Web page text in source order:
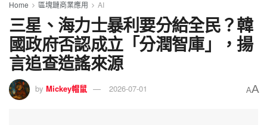
Home 區塊鏈商業應用 AI
三星、海力士暴利要分給全民？韓
國政府否認成立「分潤智庫」，揚
言追查造謠來源
by Mickey帽鼠 2026-07-01 AA